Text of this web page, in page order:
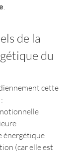
de la
du
cette
énergétique
(car elle est